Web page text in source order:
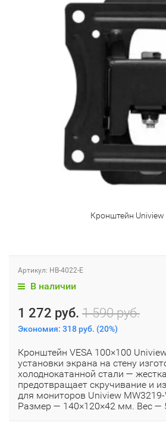
Кронштейн Uniview
Артикул: HB-4022-E
В наличии
1 272 руб. 1 590 руб.
Экономия: 318 руб. (20%)
Кронштейн VESA 100×100
установки экрана на стену
холоднокатанной стали —
предотвращает скручивание и
для мониторов Uniview MW3219-
Размер — 140×120×42 мм. Вес —